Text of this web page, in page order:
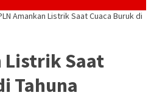
Amankan Listrik Saat Cuaca Buruk di
Listrik Saat
Tahuna